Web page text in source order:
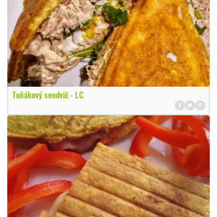
Tuňákový sendvič - LC